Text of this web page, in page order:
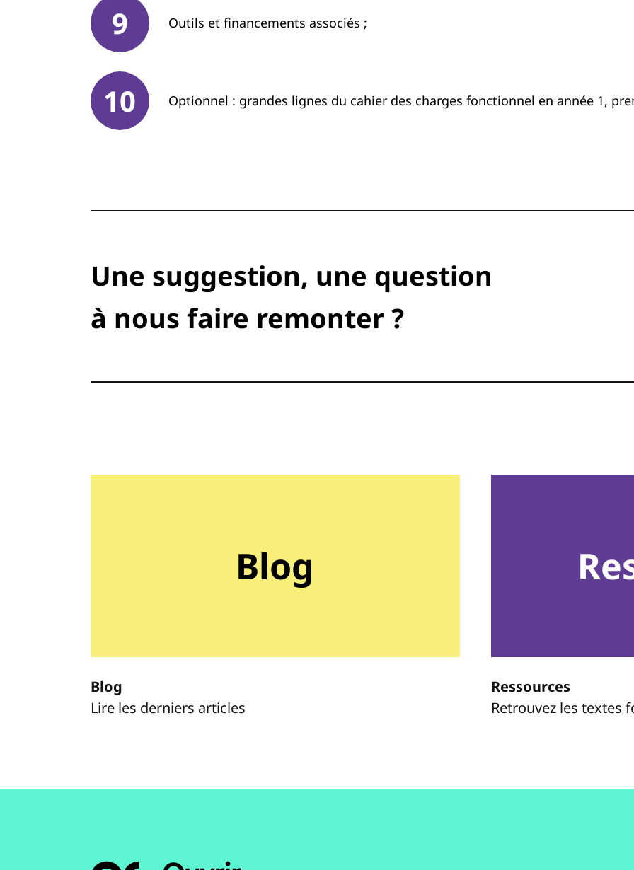
Outils et financements associés ;
Optionnel : grandes lignes du cahier des charges fonctionnel en année 1,
Une suggestion, une question
à nous faire remonter ?
Blog
Blog
Lire les derniers articles
Ressources
Retrouvez les textes